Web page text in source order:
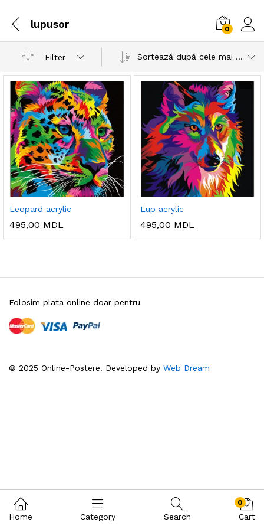
lupusor 0
Filter Sortează după cele mai recente
Leopard acrylic
495,00 MDL
Lup acrylic
495,00 MDL
© 2025 Online-Postere. Developed by Web Dream
Folosim plata online doar pentru
Home Category Search
0
Cart